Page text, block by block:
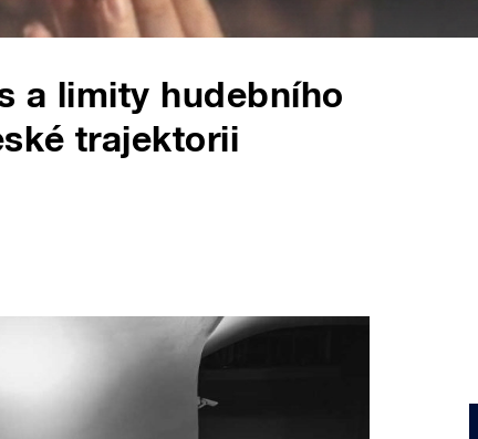
a limity hudebního
trajektorii